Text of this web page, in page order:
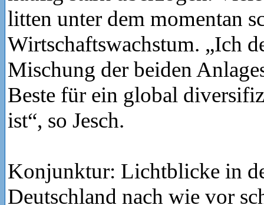
litten unter dem momentan
Wirtschaftswachstum. „Ich
Mischung der beiden
Beste für ein global
ist“, so Jesch.
Konjunktur: Lichtblicke in
Deutschland nach wie vor